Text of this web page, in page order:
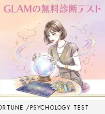
PSYCHOLOGY TEST